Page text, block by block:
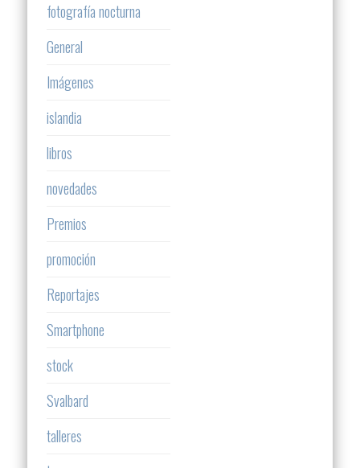
fotografía nocturna
General
Imágenes
islandia
libros
novedades
Premios
promoción
Reportajes
Smartphone
stock
Svalbard
talleres